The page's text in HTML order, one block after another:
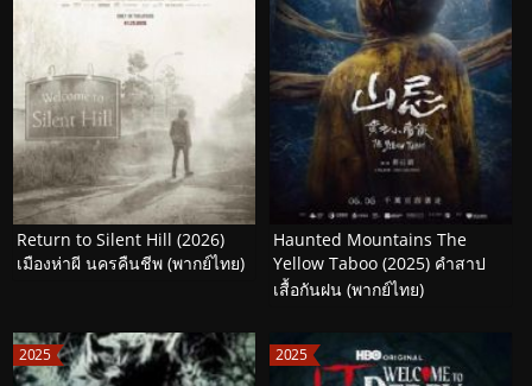
Return to Silent Hill (2026)
เมืองห่าผี นครคืนชีพ (พากย์ไทย)
Haunted Mountains The
Yellow Taboo (2025) คำสาป
เสื้อกันฝน (พากย์ไทย)
2025 2025